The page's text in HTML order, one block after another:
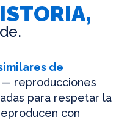
de
— reproducciones
para respetar la
con